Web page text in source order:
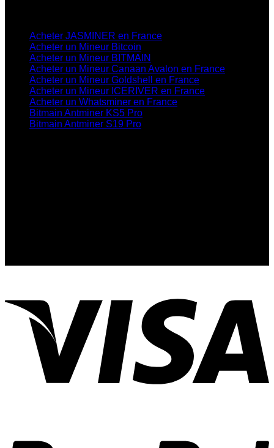
Acheter JASMINER en France
Acheter un Mineur Bitcoin
Acheter un Mineur BITMAIN
Acheter un Mineur Canaan Avalon en France
Acheter un Mineur Goldshell en France
Acheter un Mineur ICERIVER en France
Acheter un Whatsminer en France
Bitmain Antminer KS5 Pro
Bitmain Antminer S19 Pro